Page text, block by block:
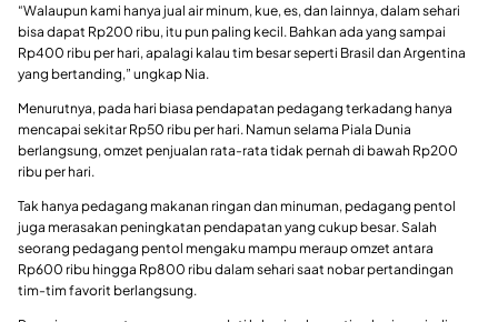
“Walaupun kami hanya jual air minum, kue, es, dan lainnya, dalam sehari
bisa dapat Rp200 ribu, itu pun paling kecil. Bahkan ada yang sampai
Rp400 ribu per hari, apalagi kalau tim besar seperti Brasil dan Argentina
yang bertanding,” ungkap Nia.
Menurutnya, pada hari biasa pendapatan pedagang terkadang hanya
mencapai sekitar Rp50 ribu per hari. Namun selama Piala Dunia
berlangsung, omzet penjualan rata-rata tidak pernah di bawah Rp200
ribu per hari.
Tak hanya pedagang makanan ringan dan minuman, pedagang pentol
juga merasakan peningkatan pendapatan yang cukup besar. Salah
seorang pedagang pentol mengaku mampu meraup omzet antara
Rp600 ribu hingga Rp800 ribu dalam sehari saat nobar pertandingan
tim-tim favorit berlangsung.